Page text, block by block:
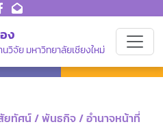
ง
วิจัย มหาวิทยาลัยเชียงใหม่
ยทัศน์ / พันธกิจ / อำนาจหน้าที่